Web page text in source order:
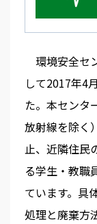
環境安全セ
して2017年4
た。本センタ
放射線を除く
止、近隣住民
る学生・教職
ています。具
処理と廃棄方